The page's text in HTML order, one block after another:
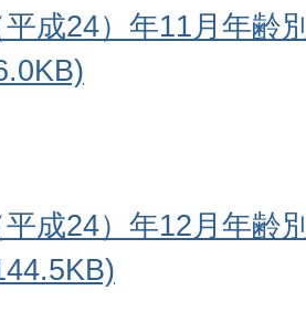
平成24）年11月年齢
平成24）年12月年齢